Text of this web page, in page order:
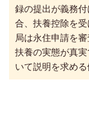
録の提出が義務付
合、扶養控除を受
局は永住申請を
扶養の実態が真
いて説明を求める